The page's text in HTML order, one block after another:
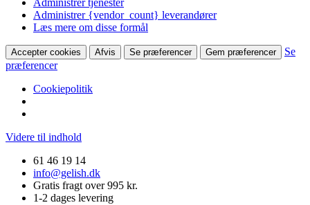
Administrer tjenester
Administrer {vendor_count} leverandører
Læs mere om disse formål
Accepter cookies Afvis Se præferencer Gem præferencer
Se
præferencer
Cookiepolitik
Videre til indhold
61 46 19 14
info@gelish.dk
Gratis fragt over 995 kr.
1-2 dages levering